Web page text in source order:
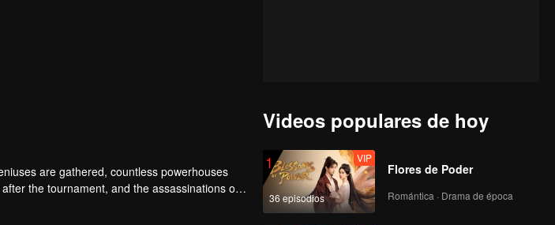
are gathered, countless powerhouses
the tournament, and the assassinations of
Evolution Sect. Let's see how Chu Xingyun is
Videos populares de hoy
1
36 episodios
VIP
Flores de Poder
Romántica · Drama de época